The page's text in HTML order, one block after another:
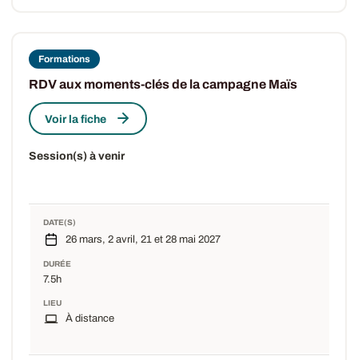
Formations
RDV aux moments-clés de la campagne Maïs
Voir la fiche
Session(s) à venir
DATE(S)
26 mars, 2 avril, 21 et 28 mai 2027
DURÉE
7.5h
LIEU
À distance